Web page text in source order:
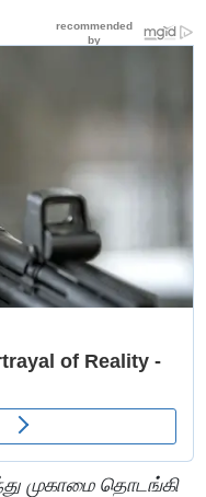
முகாமை தொடங்கி